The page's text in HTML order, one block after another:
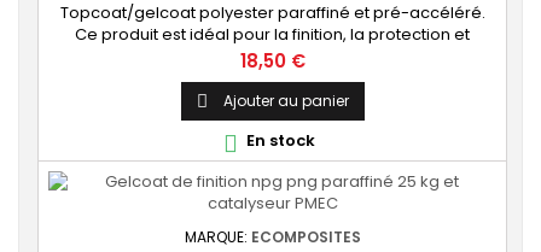
Topcoat/gelcoat polyester paraffiné et pré-accéléré.
Ce produit est idéal pour la finition, la protection et
l’étanchéité de tout revêtement en polyester sur votre
bateau, pièce technique, camping-car, etc. 🔝 [Finition
de qualité] Fournit une couche extérieure lisse, brillante
et uniforme qui protège durablement la surface visible
de votre stratification...
Prix
18,50 €
 Ajouter au panier
 En stock
MARQUE: ECOMPOSITES